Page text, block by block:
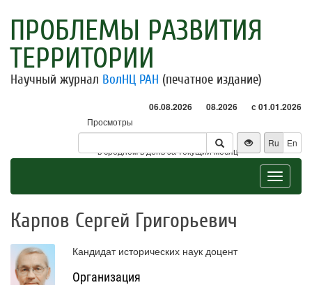
ПРОБЛЕМЫ РАЗВИТИЯ
ТЕРРИТОРИИ
Научный журнал ВолНЦ РАН (печатное издание)
06.08.2026 08.2026 с 01.01.2026
Просмотры
Посетители
* - в среднем в день за текущий месяц
Ru En
Toggle
Карпов Сергей Григорьевич
Кандидат исторических наук доцент
Организация